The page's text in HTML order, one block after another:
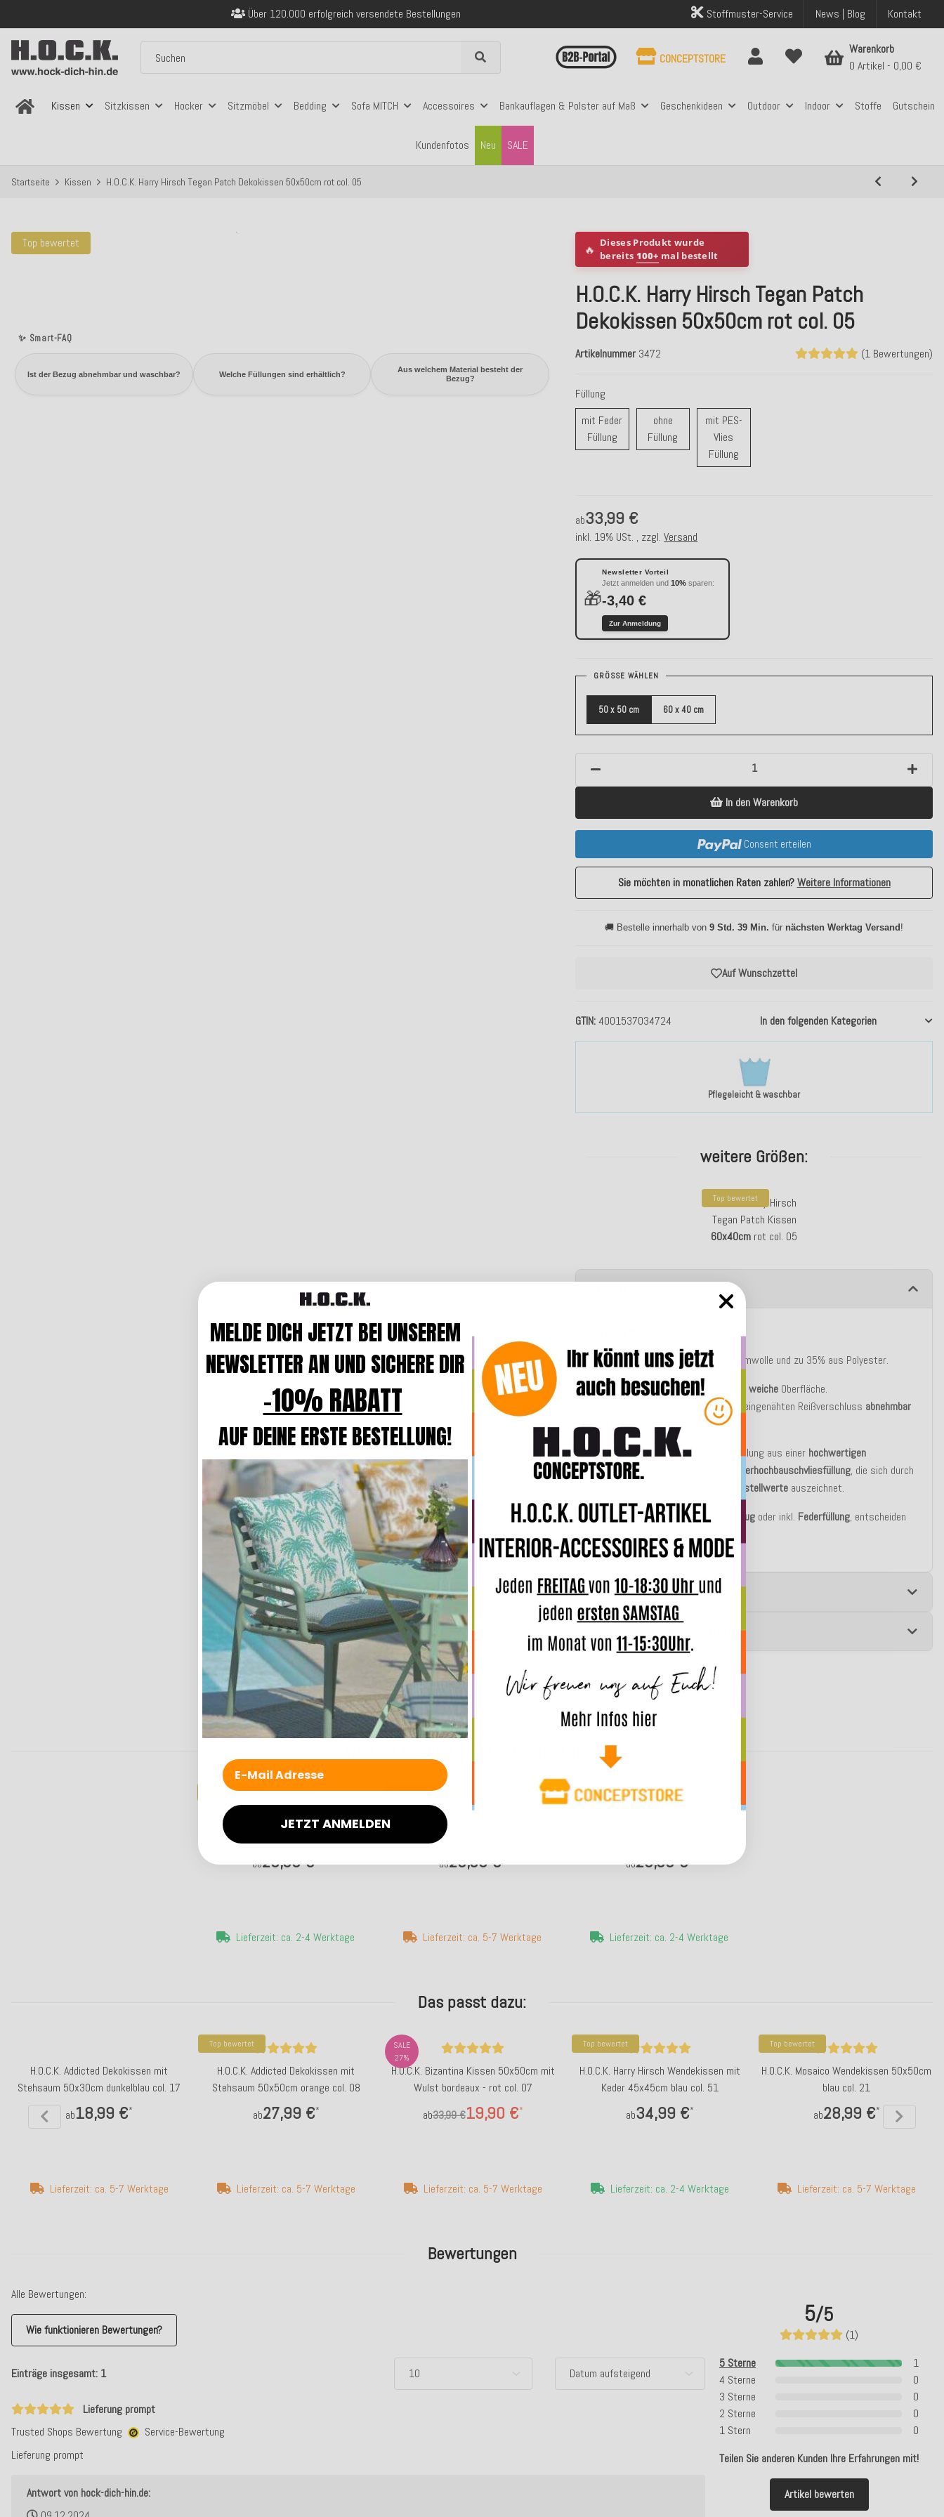
Sicher bezahlen mit Klarna, PayPal & Amazon Pay
Stoffmuster-Service News | Blog Kontakt
Kissen Sitzkissen Hocker Sitzmöbel Bedding Sofa MITCH Accessoires Bankauflagen & Polster auf Maß Geschenkideen Outdoor Indoor Stoffe Gutschein
Kundenfotos SALE
Neu
CONCEPTSTORE
Warenkorb
0 Artikel
0,00 €
Startseite Kissen H.O.C.K. Harry Hirsch Tegan Patch Dekokissen 50x50cm rot col. 05
Top bewertet
✨ Smart-FAQ
Ist der Bezug abnehmbar und waschbar? Welche Füllungen sind erhältlich?
Aus welchem Material besteht der
Bezug?
🔥 Dieses Produkt wurde
bereits 100+ mal bestellt
H.O.C.K. Harry Hirsch Tegan Patch
Dekokissen 50x50cm rot col. 05
(1 Bewertungen)
Artikelnummer 3472
Pflegeleicht & waschbar
GTIN 4001537034724 In den folgenden Kategorien
Füllung
mit Feder
Füllungmit Feder Füllung
ohne
Füllung ohne Füllung
mit PES-
Vlies
Füllungmit PES-Vlies Füllung
ab33,99 €
inkl. 19% USt. , zzgl.Versand
🎁
Newsletter Vorteil
Jetzt anmelden und10% sparen:
-3,40 €
Zur Anmeldung
Auf Wunschzettel
GRÖSSE WÄHLEN
50 x 50 cm 60 x 40 cm
In den Warenkorb
Consent erteilen
Sie möchten in monatlichen Raten zahlen?Weitere Informationen
🚚 Bestelle innerhalb von9 Std. 39 Min. für nächsten Werktag Versand !
weitere Größen:
Top bewertet
H.O.C.K. Harry Hirsch
Tegan Patch Kissen
60x40cm rot col. 05
Der Bezug besteht zu 65% aus Baumwolle und zu 35% aus Polyester.
Das Kissen hat eineangenehme undweiche Oberfläche.
Der Bezug ist durch einen verdeckt eingenähten Reißverschluss abnehmbar
und bei 30°C
waschbar
In der Basic Variante besteht die Füllung aus einer hochwertigen
komfortablen silikonisierten Polyesterhochbauschvliesfüllung, die sich durch
gute Rückstellwerte auszeichnet.
Online zu bestellen auch nur als
Bezug oder inkl. Federfüllung, entscheiden
Sie selbst!
Merkmale
Bewertungen
5/5
(1)
5 Sterne
1
4 Sterne
0
3 Sterne
0
2 Sterne
0
1 Stern
0
Teilen Sie anderen Kunden Ihre Erfahrungen mit!
Artikel bewerten
Alle Bewertungen:
Wie funktionieren Bewertungen?
Einträge insgesamt: 1
Lieferung prompt
Trusted Shops Bewertung
Service-Bewertung
Lieferung prompt
Antwort von hock-dich-hin.de:
Top bewertet
H.O.C.K. Harry Hirsch Tegan Patch Kissen
ab28,99 €
Lieferzeit: ca. 2-4 Werktage
Top bewertet
H.O.C.K. Harry Hirsch Tegan Patch
Dekokissen 50x50cm grün col. 04
ab28,99 €
Lieferzeit: ca. 5-7 Werktage
Top bewertet
ab28,99 €
Lieferzeit: ca. 2-4 Werktage
Das passt dazu:
H.O.C.K. Addicted Dekokissen mit
Stehsaum 50x30cm dunkelblau col. 17
ab18,99 €*
Lieferzeit: ca. 5-7 Werktage
Top bewertet
H.O.C.K. Addicted Dekokissen mit
Stehsaum 50x50cm orange col. 08
ab27,99 €*
Lieferzeit: ca. 5-7 Werktage
SALE
27%
H.O.C.K. Bizantina Kissen 50x50cm mit
Wulst bordeaux - rot col. 07
ab
19,90 €*
33,99 €
Lieferzeit: ca. 5-7 Werktage
Top bewertet
H.O.C.K. Harry Hirsch Wendekissen mit
Keder 45x45cm blau col. 51
ab34,99 €*
Lieferzeit: ca. 2-4 Werktage
Top bewertet
H.O.C.K. Mosaico Wendekissen 50x50cm
blau col. 21
ab28,99 €*
Lieferzeit: ca. 5-7 Werktage
MELDE DICH JETZT BEI UNSEREM
NEWSLETTER AN UND SICHERE DIR
-10% RABATT
AUF DEINE ERSTE BESTELLUNG!
JETZT ANMELDEN